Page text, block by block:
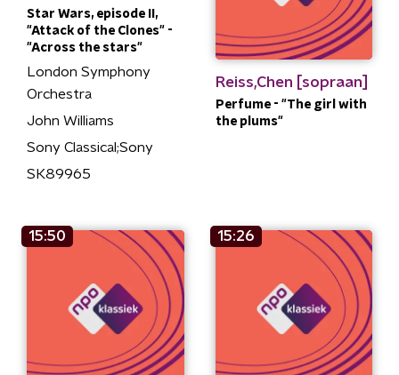
Star Wars, episode II,
"Attack of the Clones" -
"Across the stars"
London Symphony
Orchestra
John Williams
Sony Classical;Sony
SK89965
Reiss,Chen [sopraan]
Perfume - "The girl with
the plums"
15:50 15:26